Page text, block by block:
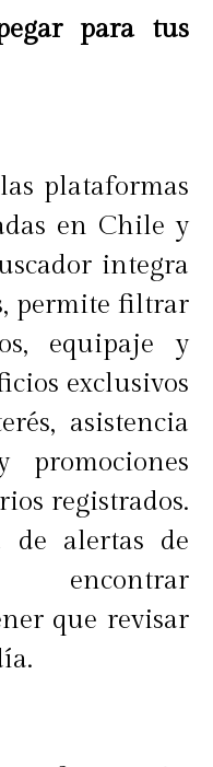
para tus
plataformas
en Chile y
integra
permite filtrar
equipaje y
exclusivos
asistencia
registrados.
de alertas de
encontrar
que revisar